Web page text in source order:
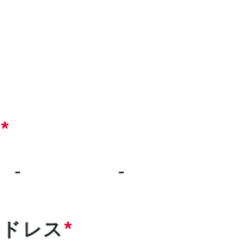
*
- -
レス*